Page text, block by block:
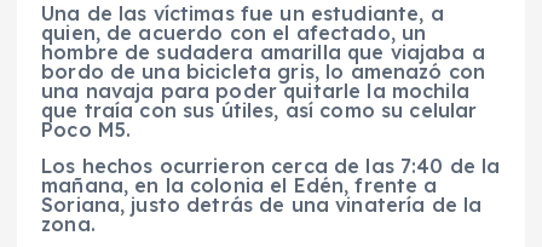
Una de las víctimas fue un estudiante, a
quien, de acuerdo con el afectado, un
hombre de sudadera amarilla que viajaba a
bordo de una bicicleta gris, lo amenazó con
una navaja para poder quitarle la mochila
que traía con sus útiles, así como su celular
Poco M5.
Los hechos ocurrieron cerca de las 7:40 de la
mañana, en la colonia el Edén, frente a
Soriana, justo detrás de una vinatería de la
zona.